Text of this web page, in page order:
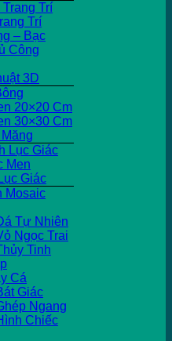
Trang Trí
Trí
– Bạc
Công
3D
20×20 Cm
30×30 Cm
Lục Giác
Men
Giác
Mosaic
Tự Nhiên
Ngọc Trai
Tinh
Cá
Giác
Ngang
Chiếc